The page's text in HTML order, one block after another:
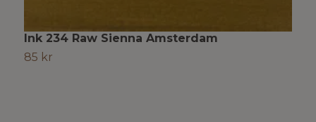
Ink 234 Raw Sienna Amsterdam
85 kr